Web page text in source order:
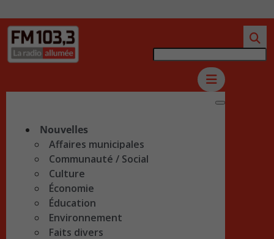
Nouvelles
Affaires municipales
Communauté / Social
Culture
Économie
Éducation
Environnement
Faits divers